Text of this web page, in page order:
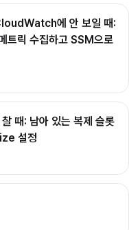
에 안 보일 때:
릭 수집하고 SSM으로
때: 남아 있는 복제 슬롯
설정